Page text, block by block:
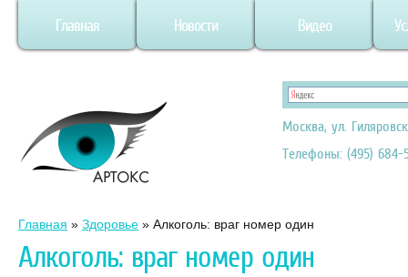
Главная Новости Видео
Москва, ул.
Телефоны: (495) 684-
Главная » Здоровье » Алкоголь: враг номер один
Алкоголь: враг номер один